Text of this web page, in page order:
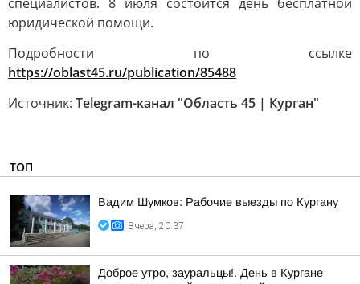
юридической помощи.
Подробности по ссылке
https://oblast45.ru/publication/85488
Источник: Telegram-канал "Область 45 | Курган"
ТОП
Вадим Шумков: Рабочие выезды по Кургану
Вчера, 20:37
Доброе утро, зауральцы!. День в Кургане